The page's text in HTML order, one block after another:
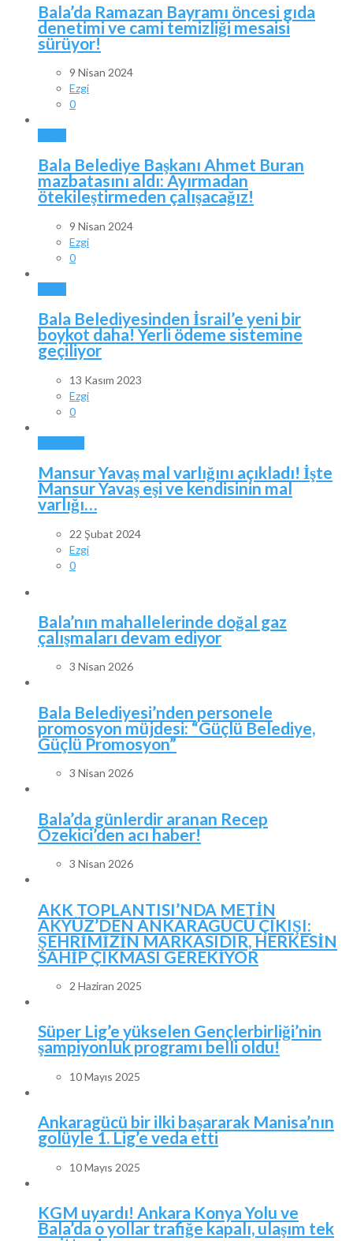
Bala’da Ramazan Bayramı öncesi gıda
denetimi ve cami temizliği mesaisi
sürüyor!
9 Nisan 2024
Ezgi
0
Bala Belediye Başkanı Ahmet Buran
mazbatasını aldı: Ayırmadan
ötekileştirmeden çalışacağız!
9 Nisan 2024
Ezgi
0
Bala Belediyesinden İsrail’e yeni bir
boykot daha! Yerli ödeme sistemine
geçiliyor
13 Kasım 2023
Ezgi
0
Mansur Yavaş mal varlığını açıkladı! İşte
Mansur Yavaş eşi ve kendisinin mal
varlığı…
22 Şubat 2024
Ezgi
0
Bala’nın mahallelerinde doğal gaz
çalışmaları devam ediyor
3 Nisan 2026
Bala Belediyesi’nden personele
promosyon müjdesi: “Güçlü Belediye,
Güçlü Promosyon”
3 Nisan 2026
Bala’da günlerdir aranan Recep
Özekici’den acı haber!
3 Nisan 2026
AKK TOPLANTISI’NDA METİN
AKYÜZ’DEN ANKARAGÜCÜ ÇIKIŞI:
ŞEHRİMİZİN MARKASIDIR, HERKESİN
SAHİP ÇIKMASI GEREKİYOR
2 Haziran 2025
Süper Lig’e yükselen Gençlerbirliği’nin
şampiyonluk programı belli oldu!
10 Mayıs 2025
Ankaragücü bir ilki başararak Manisa’nın
golüyle 1. Lig’e veda etti
10 Mayıs 2025
KGM uyardı! Ankara Konya Yolu ve
Bala’da o yollar trafiğe kapalı, ulaşım tek